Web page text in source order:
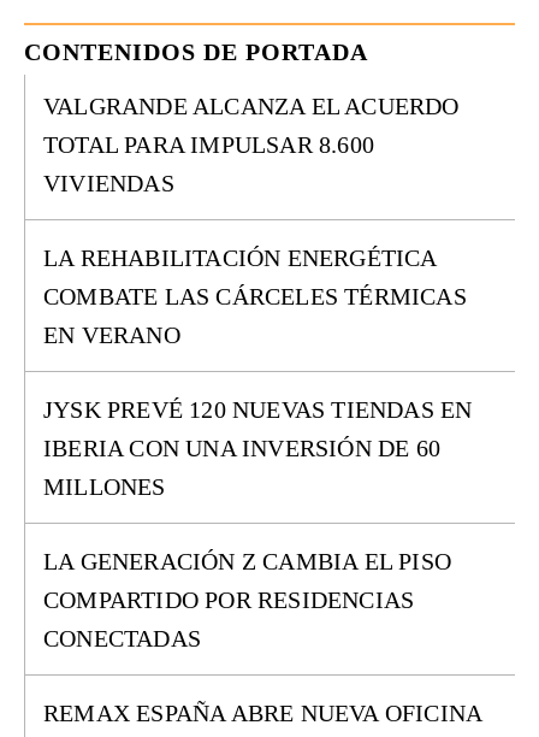
CONTENIDOS DE PORTADA
VALGRANDE ALCANZA EL ACUERDO
TOTAL PARA IMPULSAR 8.600
VIVIENDAS
LA REHABILITACIÓN ENERGÉTICA
COMBATE LAS CÁRCELES TÉRMICAS
EN VERANO
JYSK PREVÉ 120 NUEVAS TIENDAS EN
IBERIA CON UNA INVERSIÓN DE 60
MILLONES
LA GENERACIÓN Z CAMBIA EL PISO
COMPARTIDO POR RESIDENCIAS
CONECTADAS
REMAX ESPAÑA ABRE NUEVA OFICINA